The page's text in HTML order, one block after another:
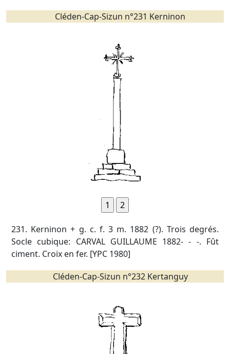
Cléden-Cap-Sizun n°231 Kerninon
231. Kerninon + g. c. f. 3 m. 1882 (?). Trois degrés.
Socle cubique: CARVAL GUILLAUME 1882- - -. Fût
ciment. Croix en fer. [YPC 1980]
Cléden-Cap-Sizun n°232 Kertanguy